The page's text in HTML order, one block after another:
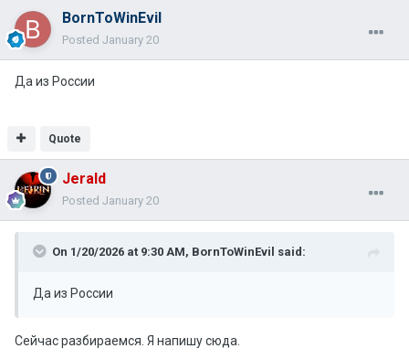
BornToWinEvil
Posted January 20
Да из России
Quote
Jerald
Posted January 20
On 1/20/2026 at 9:30 AM, BornToWinEvil said:
Да из России
Сейчас разбираемся. Я напишу сюда.